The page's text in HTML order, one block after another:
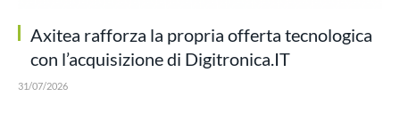
Axitea rafforza la propria offerta tecnologica
con l’acquisizione di Digitronica.IT
31/07/2026